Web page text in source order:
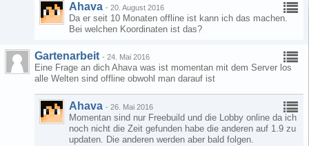
Ahava - 20. August 2016
Da er seit 10 Monaten offline ist kann ich das machen.
Bei welchen Koordinaten ist das?
Gartenarbeit - 24. Mai 2016
Eine Frage an dich Ahava was ist momentan mit dem Server los
alle Welten sind offline obwohl man darauf ist
Ahava - 26. Mai 2016
Momentan sind nur Freebuild und die Lobby online da ich
noch nicht die Zeit gefunden habe die anderen auf 1.9 zu
updaten. Die anderen werden aber bald folgen.